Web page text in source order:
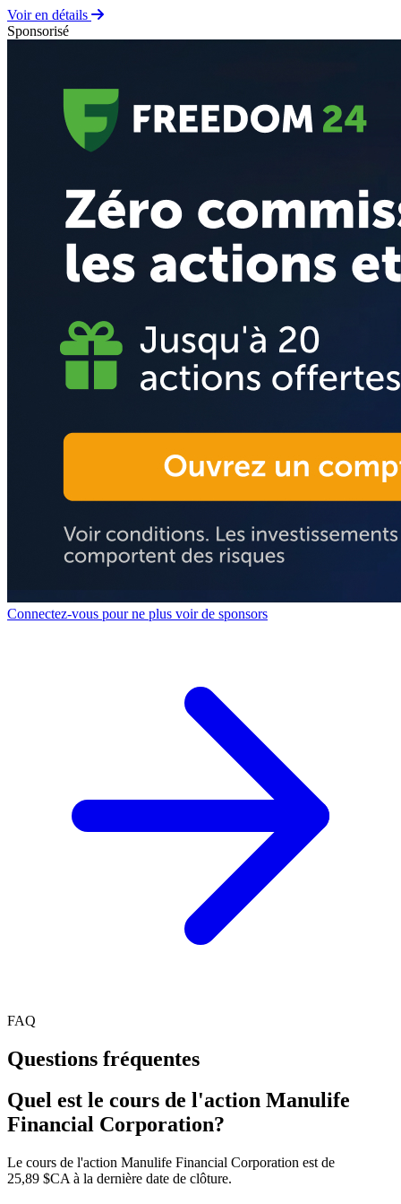
Voir en détails
Sponsorisé
Connectez-vous pour ne plus voir de sponsors
FAQ
Questions fréquentes
Quel est le cours de l'action Manulife
Financial Corporation?
Le cours de l'action Manulife Financial Corporation est de
25,89 $CA à la dernière date de clôture.